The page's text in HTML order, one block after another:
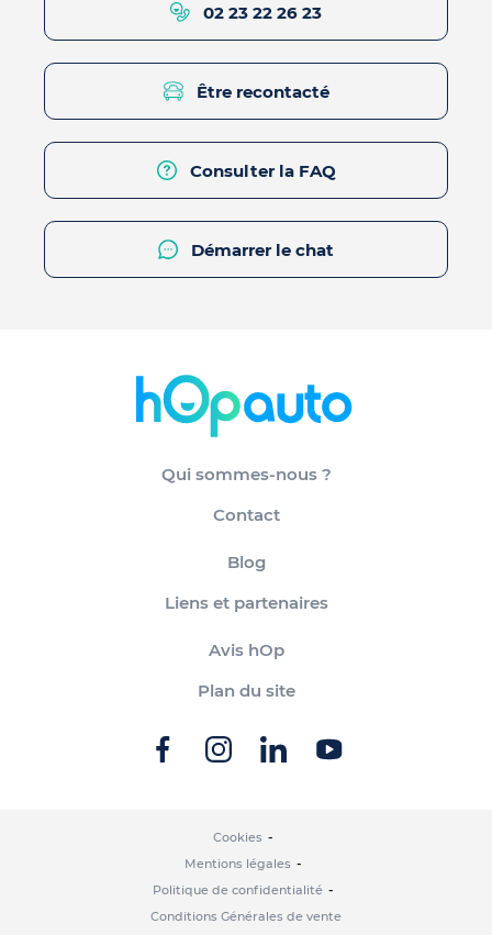
02 23 22 26 23
Être recontacté
Consulter la FAQ
Démarrer le chat
Qui sommes-nous ?
Contact
Blog
Liens et partenaires
Avis hOp
Plan du site
Cookies
Mentions légales
Politique de confidentialité
Conditions Générales de vente